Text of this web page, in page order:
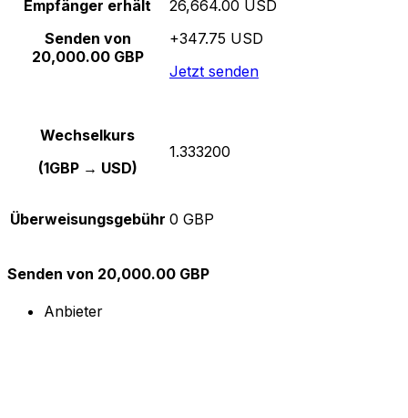
Empfänger erhält
Senden von
20,000.00 GBP
26,664.00 USD
+347.75 USD
Jetzt senden
Wechselkurs
(1GBP → USD)
1.333200
Überweisungsgebühr 0 GBP
Senden von 20,000.00 GBP
Anbieter